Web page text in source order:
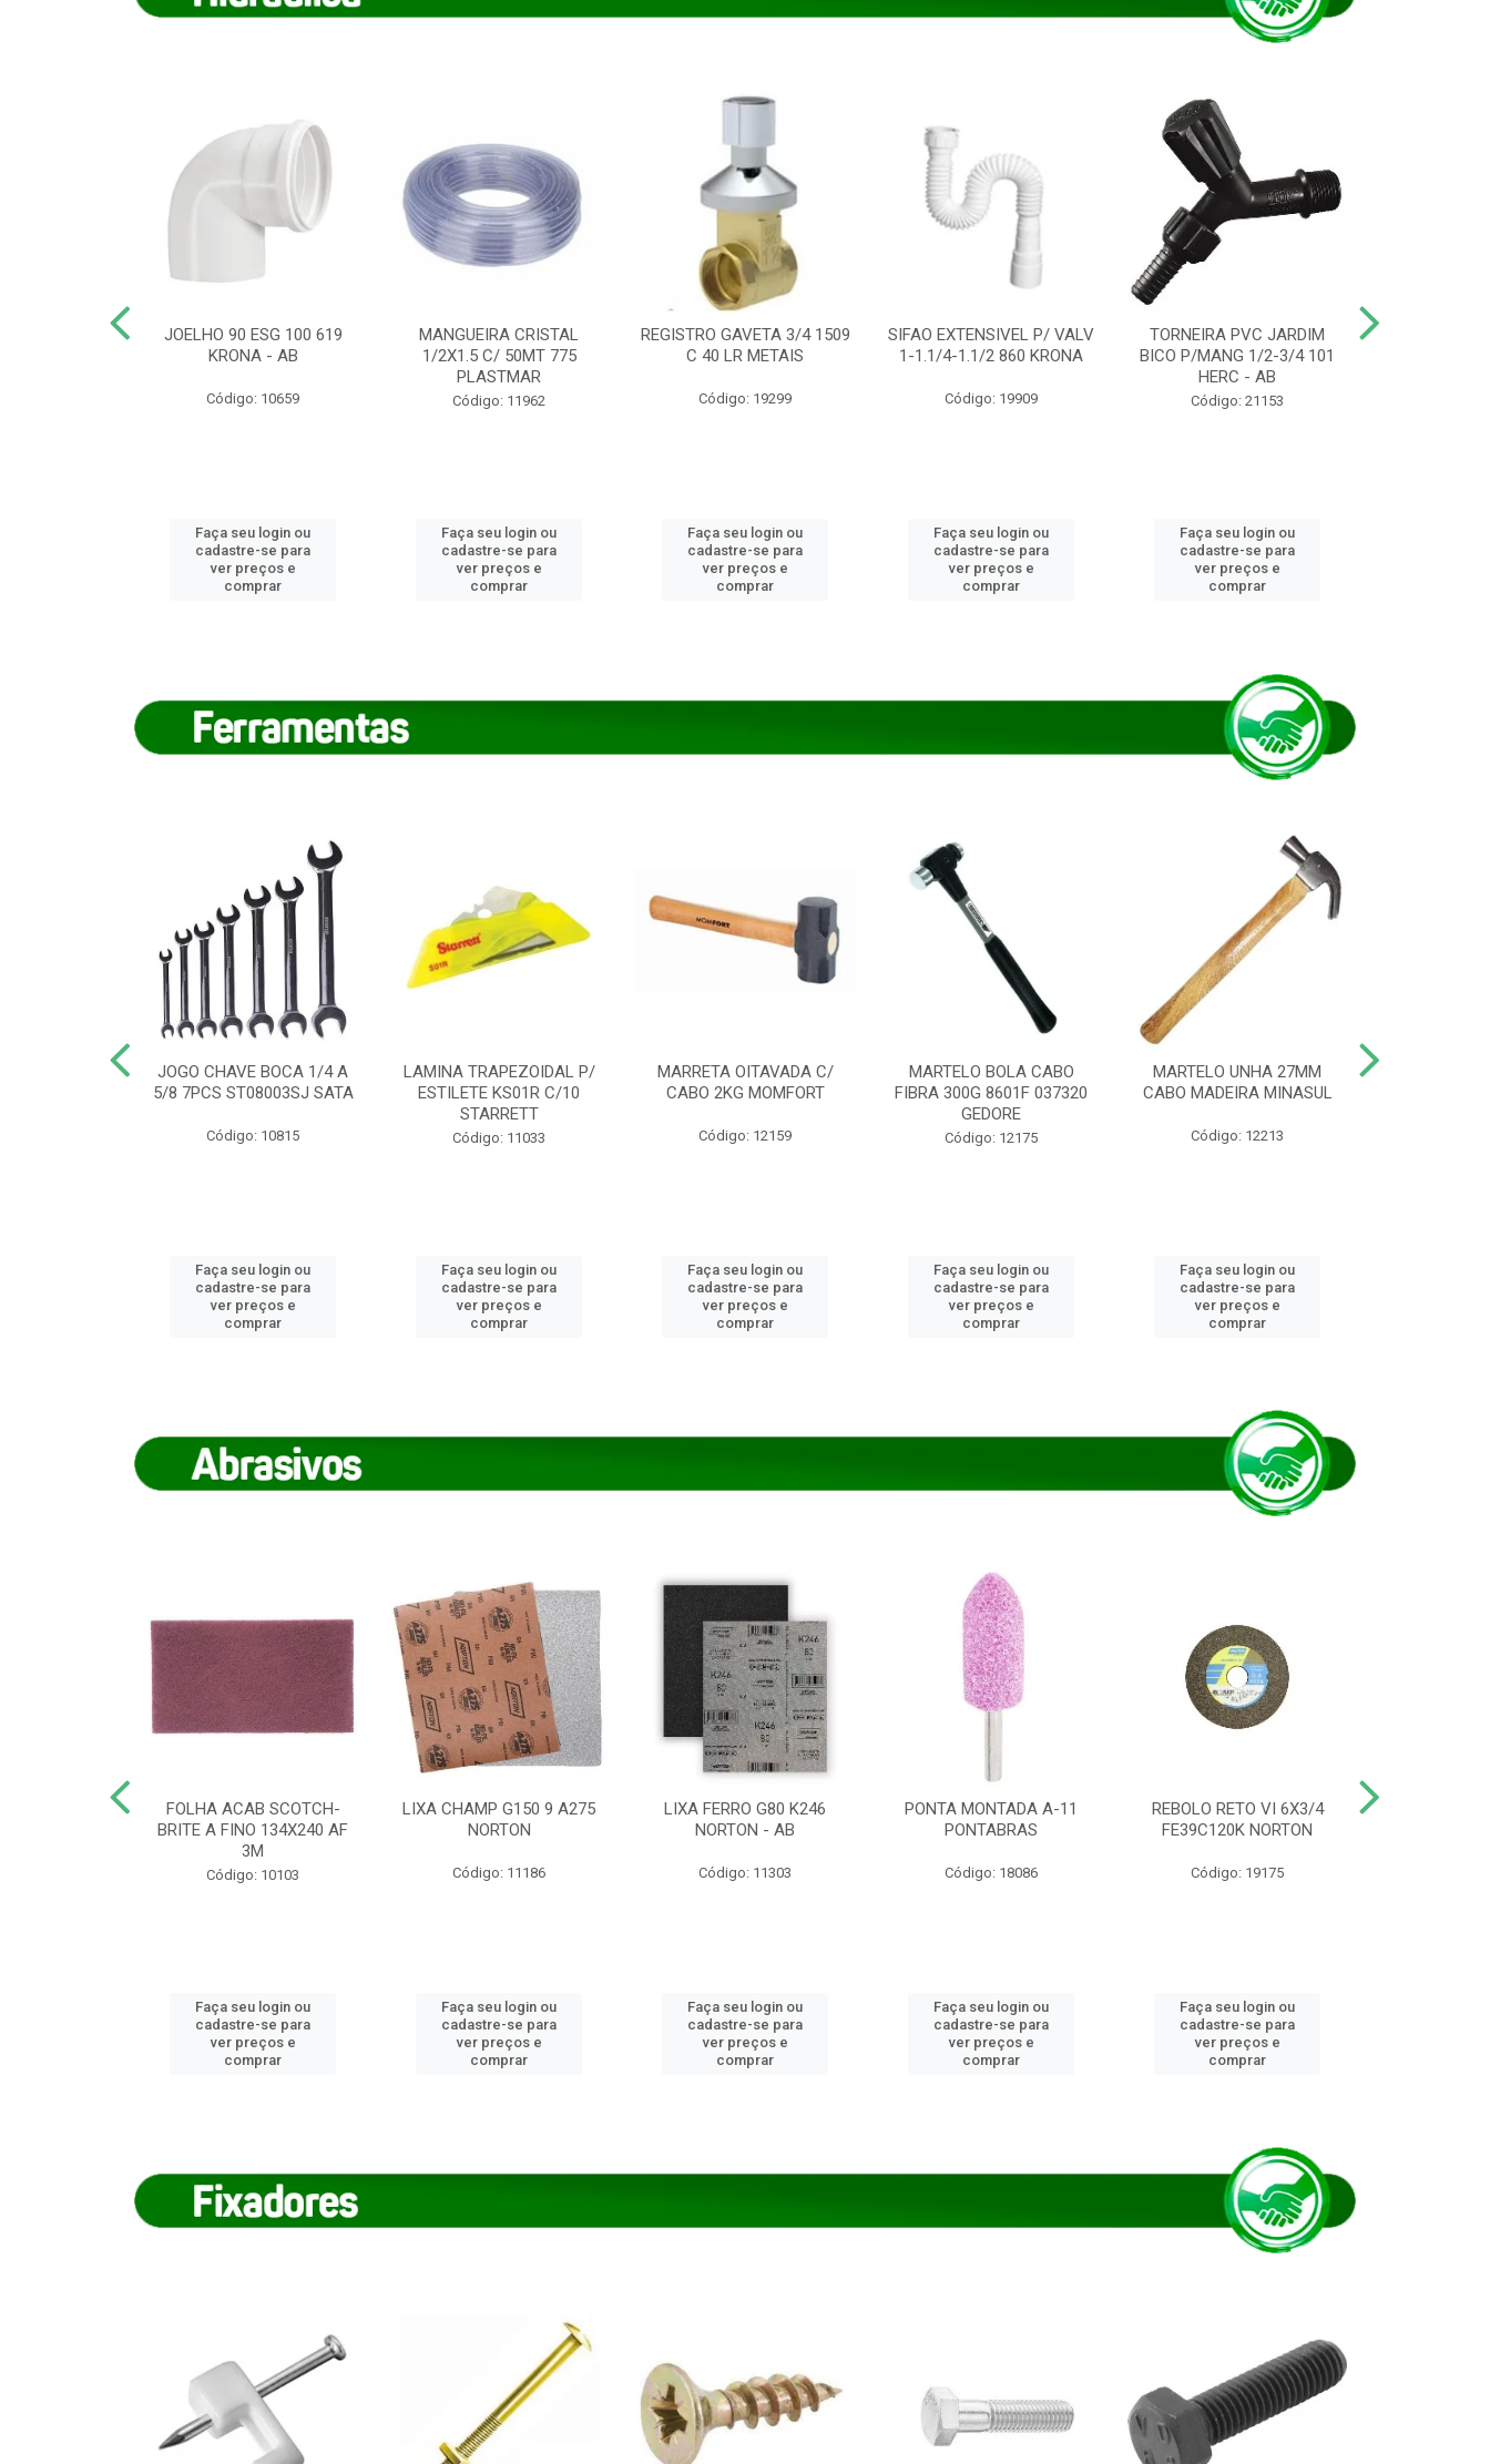
JOELHO 90 ESG 100 619
KRONA - AB
Código: 10659
Faça seu login ou
cadastre-se para
ver preços e
comprar
MANGUEIRA CRISTAL
1/2X1.5 C/ 50MT 775
PLASTMAR
Código: 11962
Faça seu login ou
cadastre-se para
ver preços e
comprar
REGISTRO GAVETA 3/4 1509
C 40 LR METAIS
Código: 19299
Faça seu login ou
cadastre-se para
ver preços e
comprar
SIFAO EXTENSIVEL P/ VALV
1-1.1/4-1.1/2 860 KRONA
Código: 19909
Faça seu login ou
cadastre-se para
ver preços e
comprar
TORNEIRA PVC JARDIM
BICO P/MANG 1/2-3/4 101
HERC - AB
Código: 21153
Faça seu login ou
cadastre-se para
ver preços e
comprar
JOGO CHAVE BOCA 1/4 A
5/8 7PCS ST08003SJ SATA
Código: 10815
Faça seu login ou
cadastre-se para
ver preços e
comprar
LAMINA TRAPEZOIDAL P/
ESTILETE KS01R C/10
STARRETT
Código: 11033
Faça seu login ou
cadastre-se para
ver preços e
comprar
MARRETA OITAVADA C/
CABO 2KG MOMFORT
Código: 12159
Faça seu login ou
cadastre-se para
ver preços e
comprar
MARTELO BOLA CABO
FIBRA 300G 8601F 037320
GEDORE
Código: 12175
Faça seu login ou
cadastre-se para
ver preços e
comprar
MARTELO UNHA 27MM
CABO MADEIRA MINASUL
Código: 12213
Faça seu login ou
cadastre-se para
ver preços e
comprar
FOLHA ACAB SCOTCH-
BRITE A FINO 134X240 AF
3M
Código: 10103
Faça seu login ou
cadastre-se para
ver preços e
comprar
LIXA CHAMP G150 9 A275
NORTON
Código: 11186
Faça seu login ou
cadastre-se para
ver preços e
comprar
LIXA FERRO G80 K246
NORTON - AB
Código: 11303
Faça seu login ou
cadastre-se para
ver preços e
comprar
PONTA MONTADA A-11
PONTABRAS
Código: 18086
Faça seu login ou
cadastre-se para
ver preços e
comprar
REBOLO RETO VI 6X3/4
FE39C120K NORTON
Código: 19175
Faça seu login ou
cadastre-se para
ver preços e
comprar